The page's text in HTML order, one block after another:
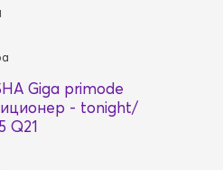
Giga primode
- tonight/
Q21